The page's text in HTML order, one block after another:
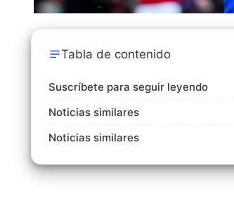
Tabla de contenido
Suscríbete para seguir leyendo
Noticias similares
Noticias similares